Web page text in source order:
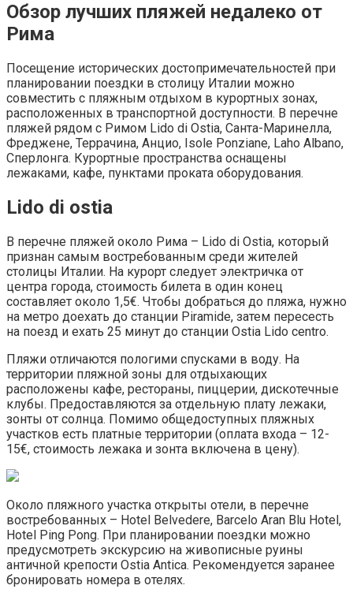
Обзор лучших пляжей недалеко от
Рима
Посещение исторических достопримечательностей при
планировании поездки в столицу Италии можно
совместить с пляжным отдыхом в курортных зонах,
расположенных в транспортной доступности. В перечне
пляжей рядом с Римом Lido di Ostia, Санта-Маринелла,
Фреджене, Террачина, Анцио, Isole Ponziane, Laho Albano,
Сперлонга. Курортные пространства оснащены
лежаками, кафе, пунктами проката оборудования.
Lido di ostia
В перечне пляжей около Рима – Lido di Ostia, который
признан самым востребованным среди жителей
столицы Италии. На курорт следует электричка от
центра города, стоимость билета в один конец
составляет около 1,5€. Чтобы добраться до пляжа, нужно
на метро доехать до станции Piramide, затем пересесть
на поезд и ехать 25 минут до станции Ostia Lido centro.
Пляжи отличаются пологими спусками в воду. На
территории пляжной зоны для отдыхающих
расположены кафе, рестораны, пиццерии, дискотечные
клубы. Предоставляются за отдельную плату лежаки,
зонты от солнца. Помимо общедоступных пляжных
участков есть платные территории (оплата входа – 12-
15€, стоимость лежака и зонта включена в цену).
Около пляжного участка открыты отели, в перечне
востребованных – Hotel Belvedere, Barcelo Aran Blu Hotel,
Hotel Ping Pong. При планировании поездки можно
предусмотреть экскурсию на живописные руины
античной крепости Ostia Antica. Рекомендуется заранее
бронировать номера в отелях.